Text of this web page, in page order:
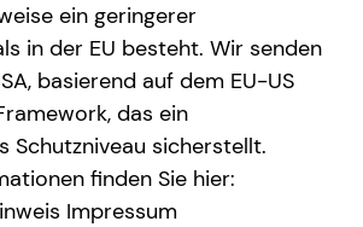
10:00 - 21:00 Uhr
10:00 - 17:00 Uhr
sind auch Termine außerhalb
auf Anfrage möglich.
ein geringerer
in der EU besteht. Wir senden
basierend auf dem EU-US
das ein
Schutzniveau sicherstellt.
finden Sie hier:
Impressum